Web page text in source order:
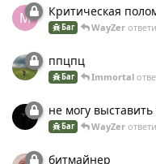
М Критическая
Баг WayZer
ппцпц
Баг Immоrtal
не могу
Баг WayZer
битмайнер